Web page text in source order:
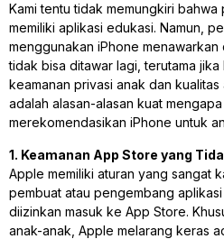
Kami tentu tidak memungkiri bahwa
memiliki aplikasi edukasi. Namun,
menggunakan iPhone
tidak bisa ditawar lagi, terutama
keamanan privasi anak dan
adalah alasan-alasan kuat
merekomendasikan iPhone untuk
1. Keamanan App Store yang
Apple memiliki aturan yang sangat
pembuat atau pengembang
diizinkan masuk ke App Store.
anak-anak, Apple melarang keras